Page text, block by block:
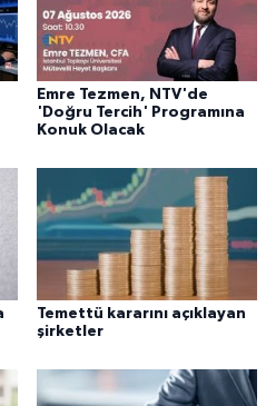
Emre Tezmen, NTV'de
'Doğru Tercih' Programına
Konuk Olacak
Temettü kararını açıklayan
şirketler